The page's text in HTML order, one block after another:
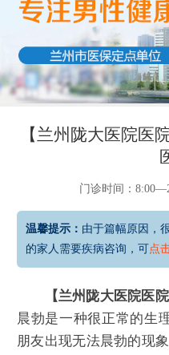
【兰州陇大医院医
门诊时间：
温馨提示： 由于篇幅原因，
的家人需要疾病咨询，可点
【兰州陇大医院医
晨勃是一种很正常的生
朋友出现无法晨勃的现